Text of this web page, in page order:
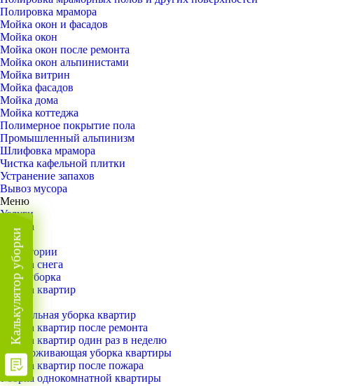
Полировка мрамора
Мойка окон и фасадов
Мойка окон
Мойка окон после ремонта
Мойка окон альпинистами
Мойка витрин
Мойка фасадов
Мойка дома
Мойка коттеджа
Полимерное покрытие пола
Промышленный альпинизм
Шлифовка мрамора
Чистка кафельной плитки
Устранение запахов
Вывоз мусора
Меню
Услуги
Уборка
Назад
Территории
Уборка снега
ВИП-уборка
Уборка квартир
Назад
Генеральная уборка квартир
Уборка квартир после ремонта
Уборка квартир один раз в неделю
Поддерживающая уборка квартиры
Уборка квартир после пожара
Уборка однокомнатной квартиры
Калькулятор уборки